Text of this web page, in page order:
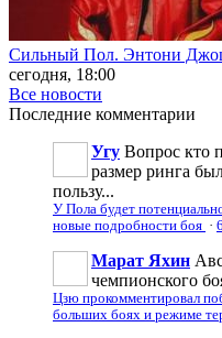
Сильный Пол. Энтони
сегодня, 18:00
Все новости
Последние комментарии
Угу Вопрос кто
размер ринга
пользу...
У Пола будет
новые подробности боя ·
Марат Яхин
чемпионского
Цзю прокомментировал
больших боях и режиме